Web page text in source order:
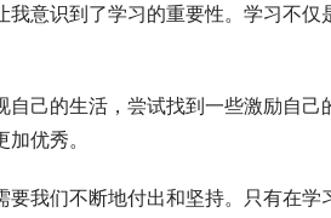
意识到了学习的重要性。学习不
己的生活，尝试找到一些激励自
优秀。
我们不断地付出和坚持。只有在